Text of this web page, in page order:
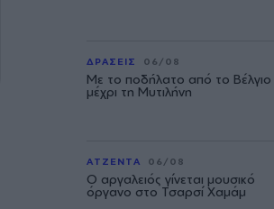
ΔΡΑΣΕΙΣ 06/08
Με το ποδήλατο από το Βέλγιο
μέχρι τη Μυτιλήνη
ΑΤΖΕΝΤΑ 06/08
Ο αργαλειός γίνεται μουσικό
όργανο στο Τσαρσί Χαμάμ